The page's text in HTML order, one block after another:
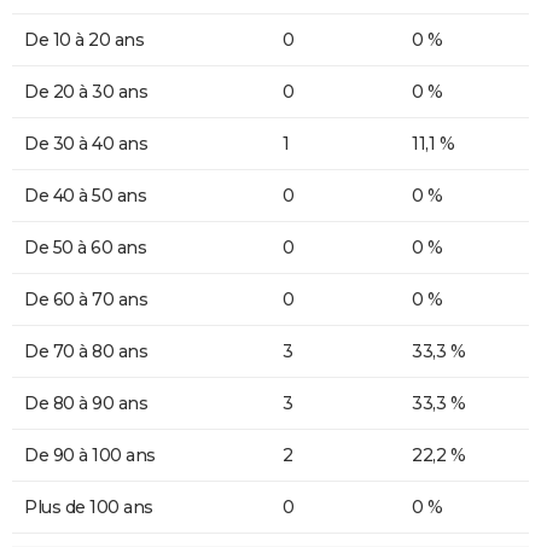
De 10 à 20 ans 0 0 %
De 20 à 30 ans 0 0 %
De 30 à 40 ans 1 11,1 %
De 40 à 50 ans 0 0 %
De 50 à 60 ans 0 0 %
De 60 à 70 ans 0 0 %
De 70 à 80 ans 3 33,3 %
De 80 à 90 ans 3 33,3 %
De 90 à 100 ans 2 22,2 %
Plus de 100 ans 0 0 %